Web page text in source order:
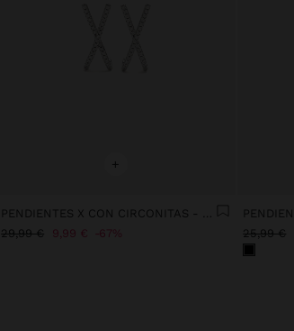
+
PENDIENTES X CON CIRCONITAS - PLATA DE LEY 925
29,99 € 9,99 € 67% 25,99 €